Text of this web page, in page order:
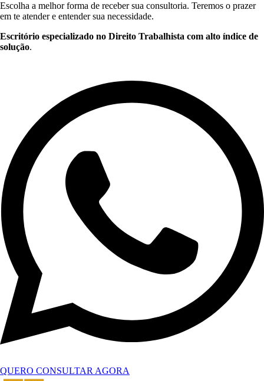
Escolha a melhor forma de receber sua consultoria. Teremos o prazer
em te atender e entender sua necessidade.
Escritório especializado no Direito Trabalhista com alto índice de
solução.
QUERO CONSULTAR AGORA